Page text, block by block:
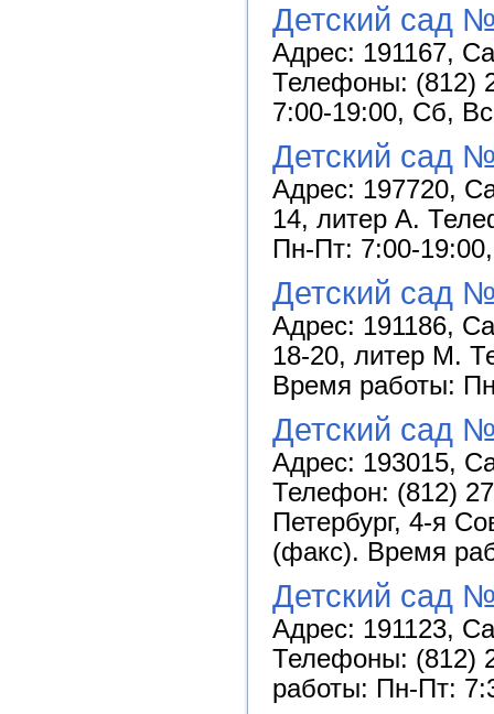
Детский сад
Адрес: 191167,
Телефоны: (812)
7:00-19:00, Сб,
Детский сад
Адрес: 197720,
14, литер А.
Пн-Пт: 7:00-
Детский сад
Адрес: 191186,
18-20, литер М.
Время работы:
Детский сад
Адрес: 193015,
Телефон: (812)
Петербург, 4-я
(факс). Время
Детский сад
Адрес: 191123,
Телефоны: (812)
работы: Пн-Пт: